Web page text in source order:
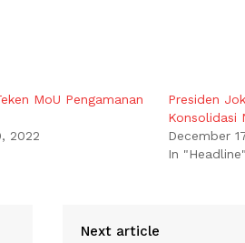
MoU Pengamanan
2022
Presiden
Konsolidasi
December
In "Headline"
Next article